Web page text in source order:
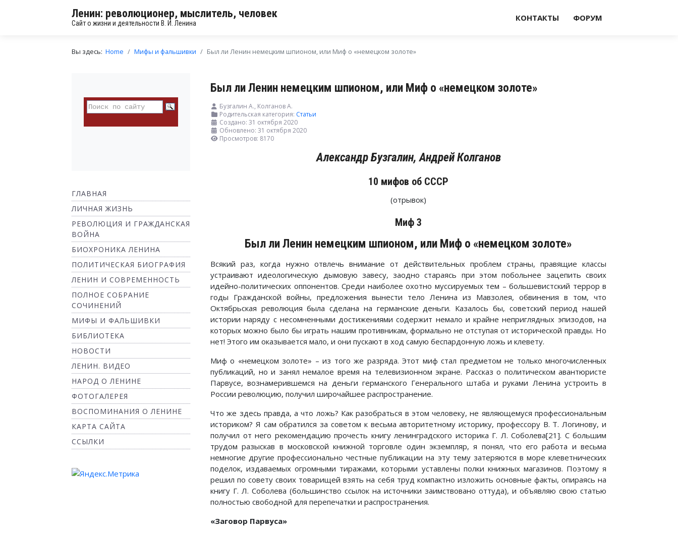
Ленин: революционер, мыслитель, человек
Сайт о жизни и деятельности В. И. Ленина
КОНТАКТЫ ФОРУМ
Вы здесь: Home Мифы и фальшивки Был ли Ленин немецким шпионом, или Миф о «немецком золоте»
ГЛАВНАЯ
ЛИЧНАЯ ЖИЗНЬ
РЕВОЛЮЦИЯ И ГРАЖДАНСКАЯ
ВОЙНА
БИОХРОНИКА ЛЕНИНА
ПОЛИТИЧЕСКАЯ БИОГРАФИЯ
ЛЕНИН И СОВРЕМЕННОСТЬ
ПОЛНОЕ СОБРАНИЕ
СОЧИНЕНИЙ
МИФЫ И ФАЛЬШИВКИ
БИБЛИОТЕКА
НОВОСТИ
ЛЕНИН. ВИДЕО
НАРОД О ЛЕНИНЕ
ФОТОГАЛЕРЕЯ
ВОСПОМИНАНИЯ О ЛЕНИНЕ
КАРТА САЙТА
ССЫЛКИ
Был ли Ленин немецким шпионом, или Миф о «немецком золоте»
Бузгалин А., Колганов А.
Родительская категория: Статьи
Создано: 31 октября 2020
Обновлено: 31 октября 2020
Просмотров: 8170
Александр Бузгалин, Андрей Колганов
10 мифов об СССР
(отрывок)
Миф 3
Был ли Ленин немецким шпионом, или Миф о «немецком золоте»
Всякий раз, когда нужно отвлечь внимание от действительных проблем страны, правящие классы
устраивают идеологическую дымовую завесу, заодно стараясь при этом побольнее зацепить своих
идейно-политических оппонентов. Среди наиболее охотно муссируемых тем – большевистский террор в
годы Гражданской войны, предложения вынести тело Ленина из Мавзолея, обвинения в том, что
Октябрьская революция была сделана на германские деньги. Казалось бы, советский период нашей
истории наряду с несомненными достижениями содержит немало и крайне неприглядных эпизодов, на
которых можно было бы играть нашим противникам, формально не отступая от исторической правды. Но
нет! Этого им оказывается мало, и они пускают в ход самую беспардонную ложь и клевету.
Миф о «немецком золоте» – из того же разряда. Этот миф стал предметом не только многочисленных
публикаций, но и занял немалое время на телевизионном экране. Рассказ о политическом авантюристе
Парвусе, вознамерившемся на деньги германского Генерального штаба и руками Ленина устроить в
России революцию, получил широчайшее распространение.
Что же здесь правда, а что ложь? Как разобраться в этом человеку, не являющемуся профессиональным
историком? Я сам обратился за советом к весьма авторитетному историку, профессору В. Т. Логинову, и
получил от него рекомендацию прочесть книгу ленинградского историка Г. Л. Соболева[21]. С большим
трудом разыскав в московской книжной торговле один экземпляр, я понял, что его работа и весьма
немногие другие профессионально честные публикации на эту тему затеряются в море клеветнических
поделок, издаваемых огромными тиражами, которыми уставлены полки книжных магазинов. Поэтому я
решил по совету своих товарищей взять на себя труд компактно изложить основные факты, опираясь на
книгу Г. Л. Соболева (большинство ссылок на источники заимствовано оттуда), и объявляю свою статью
полностью свободной для перепечатки и распространения.
«Заговор Парвуса»